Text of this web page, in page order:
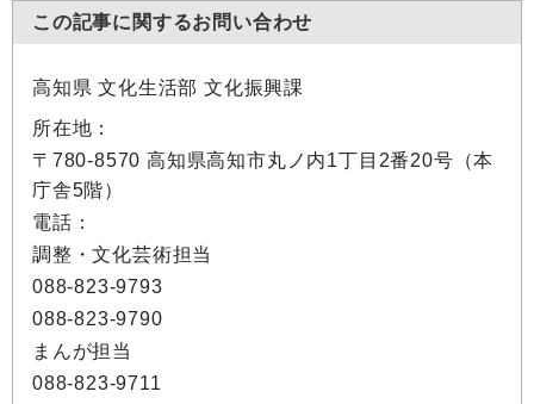
この記事に関するお問い合わせ
高知県 文化生活部 文化振興課
所在地：
〒780-8570 高知県高知市丸ノ内1丁目2番20号（本
庁舎5階）
電話：
調整・文化芸術担当
088-823-9793
088-823-9790
まんが担当
088-823-9711